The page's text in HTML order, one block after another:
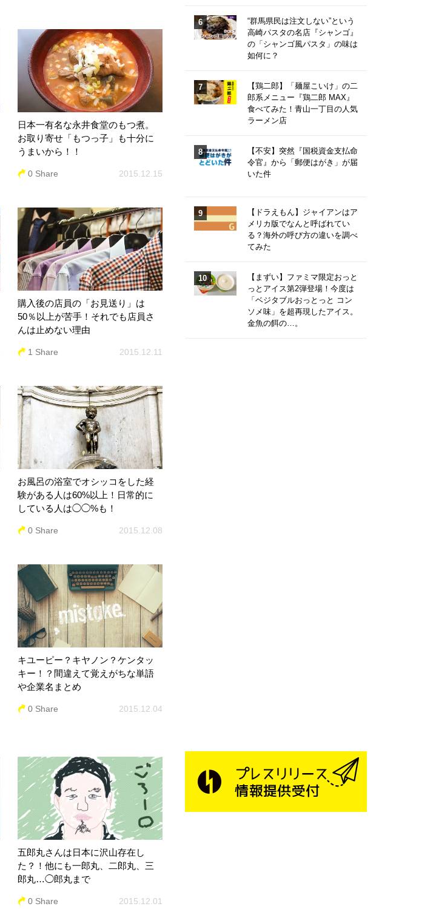
日本一有名な永井食堂のもつ煮。
お取り寄せ「もつっ子」も十分に
うまいから！！
0 Share 2015.12.15
購入後の店員の「お見送り」は
50％以上が苦手！それでも店員さ
んは止めない理由
1 Share 2015.12.11
お風呂の浴室でオシッコをした経
験がある人は60%以上！日常的に
している人は◯◯%も！
0 Share 2015.12.08
キユーピー？キヤノン？ケンタッ
キー！？間違えて覚えがちな単語
や企業名まとめ
0 Share 2015.12.04
五郎丸さんは日本に沢山存在し
た？！他にも一郎丸、二郎丸、三
郎丸…◯郎丸まで
0 Share 2015.12.01
“群馬県民は注文しない”という
高崎パスタの名店『シャンゴ』
の「シャンゴ風パスタ」の味は
如何に？
【鶏二郎】「麺屋こいけ」の二
郎系メニュー『鶏二郎 MAX』
食べてみた！青山一丁目の人気
ラーメン店
【不安】突然『国税資金支払命
令官』から「郵便はがき」が届
いた件
【ドラえもん】ジャイアンはア
メリカ版でなんと呼ばれてい
る？海外の呼び方の違いを調べ
てみた
【まずい】ファミマ限定おっと
っとアイス第2弾登場！今度は
「ベジタブルおっとっと コン
ソメ味」を超再現したアイス。
金魚の餌の…。